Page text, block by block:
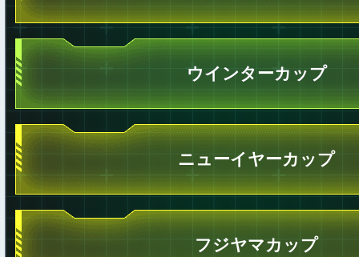
ウインターカップ
ニューイヤーカップ
フジヤマカップ